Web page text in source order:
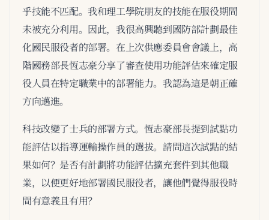
乎技能不匹配。我和理工學院朋友的技能在服役期間
未被充分利用。因此，我很高興聽到國防部計劃最佳
化國民服役者的部署。在上次供應委員會會議上，高
階國務部長恆志豪分享了審查使用功能評估來確定服
役人員在特定職業中的部署能力。我認為這是朝正確
方向邁進。
科技改變了士兵的部署方式。恆志豪部長提到試點功
能評估以指導運輸操作員的選拔。請問這次試點的結
果如何？是否有計劃將功能評估擴充套件到其他職
業，以便更好地部署國民服役者，讓他們覺得服役時
間有意義且有用？